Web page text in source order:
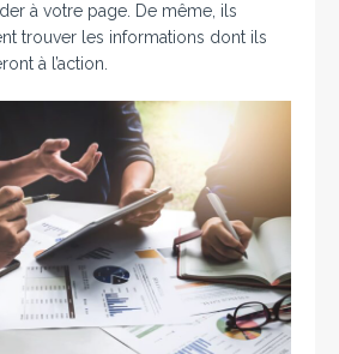
à votre page. De même, ils
trouver les informations dont ils
à l’action.